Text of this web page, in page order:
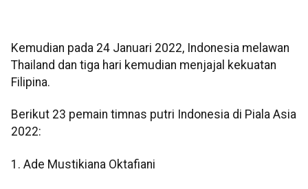
Kemudian pada 24 Januari 2022, Indonesia melawan
Thailand dan tiga hari kemudian menjajal kekuatan
Filipina.
Berikut 23 pemain timnas putri Indonesia di Piala Asia
2022:
1. Ade Mustikiana Oktafiani